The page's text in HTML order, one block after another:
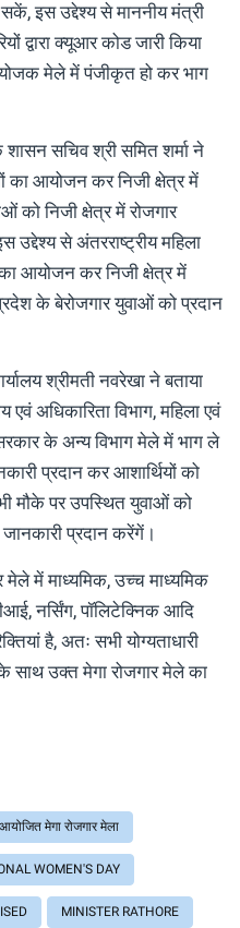
इस उद्देश्य से माननीय मंत्री
द्वारा क्यूआर कोड जारी किया
मेले में पंजीकृत हो कर भाग
शासन सचिव श्री समित शर्मा ने
का आयोजन कर निजी क्षेत्र में
को निजी क्षेत्र में रोजगार
उद्देश्य से अंतरराष्ट्रीय महिला
आयोजन कर निजी क्षेत्र में
के बेरोजगार युवाओं को प्रदान
श्रीमती नवरेखा ने बताया
एवं अधिकारिता विभाग, महिला एवं
के अन्य विभाग मेले में भाग ले
प्रदान कर आशार्थियों को
मौके पर उपस्थित युवाओं को
जानकारी प्रदान करेंगें।
मेले में माध्यमिक, उच्च माध्यमिक
नर्सिंग, पॉलिटेक्निक आदि
है, अतः सभी योग्यताधारी
साथ उक्त मेगा रोजगार मेले का
आयोजित मेगा रोजगार मेला
WOMEN'S DAY
MINISTER RATHORE